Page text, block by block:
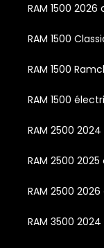
RAM 1500
RAM 1500
RAM 1500
RAM 1500
RAM 2500
RAM 2500
RAM 2500
RAM 3500